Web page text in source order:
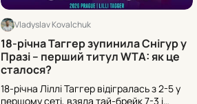
Vladyslav Kovalchuk
18-річна Таггер зупинила Снігур у
Празі – перший титул WTA: як це
сталося?
18-річна Ліллі Таггер відігралась з 2-5 у
першому сеті, взяла тай-брейк 7-3 і